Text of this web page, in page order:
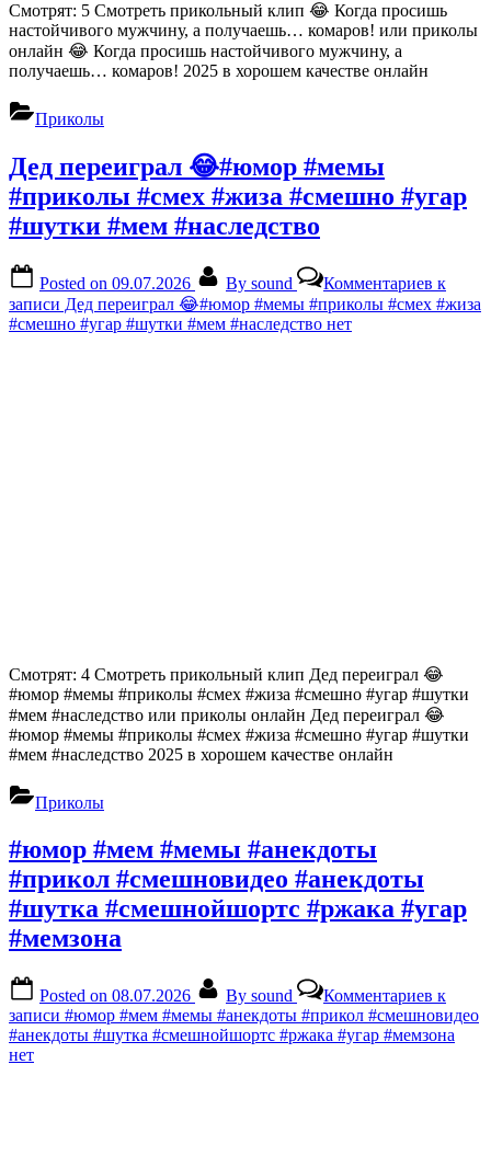
Смотрят: 5 Смотреть прикольный клип 😂 Когда просишь
настойчивого мужчину, а получаешь… комаров! или приколы
онлайн 😂 Когда просишь настойчивого мужчину, а
получаешь… комаров! 2025 в хорошем качестве онлайн
Приколы
Дед переиграл 😂#юмор #мемы
#приколы #смех #жиза #смешно #угар
#шутки #мем #наследство
Posted on 09.07.2026 By sound Комментариев к
записи Дед переиграл 😂#юмор #мемы #приколы #смех #жиза
#смешно #угар #шутки #мем #наследство нет
Смотрят: 4 Смотреть прикольный клип Дед переиграл 😂
#юмор #мемы #приколы #смех #жиза #смешно #угар #шутки
#мем #наследство или приколы онлайн Дед переиграл 😂
#юмор #мемы #приколы #смех #жиза #смешно #угар #шутки
#мем #наследство 2025 в хорошем качестве онлайн
Приколы
#юмор #мем #мемы #анекдоты
#прикол #смешновидео #анекдоты
#шутка #смешнойшортс #ржака #угар
#мемзона
Posted on 08.07.2026 By sound Комментариев к
записи #юмор #мем #мемы #анекдоты #прикол #смешновидео
#анекдоты #шутка #смешнойшортс #ржака #угар #мемзона
нет